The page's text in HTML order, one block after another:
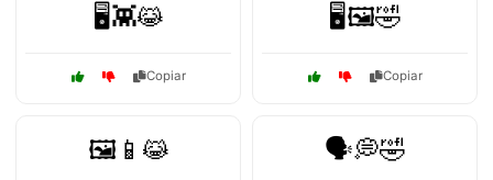
🖥️👾😹
Copiar
🖥️🖼️🤣
Copiar
🖼️📱😹 🗣️💭🤣